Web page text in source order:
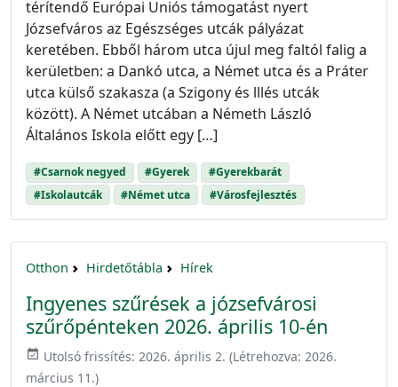
térítendő Európai Uniós támogatást nyert
Józsefváros az Egészséges utcák pályázat
keretében. Ebből három utca újul meg faltól falig a
kerületben: a Dankó utca, a Német utca és a Práter
utca külső szakasza (a Szigony és lllés utcák
között). A Német utcában a Németh László
Általános Iskola előtt egy […]
#Csarnok negyed #Gyerek
#Gyerekbarát
#Iskolautcák
#Német utca #Városfejlesztés
Otthon Hirdetőtábla Hírek
Ingyenes szűrések a józsefvárosi
szűrőpénteken 2026. április 10-én
event_available Utolsó frissítés: 2026. április 2. (Létrehozva: 2026.
március 11.)